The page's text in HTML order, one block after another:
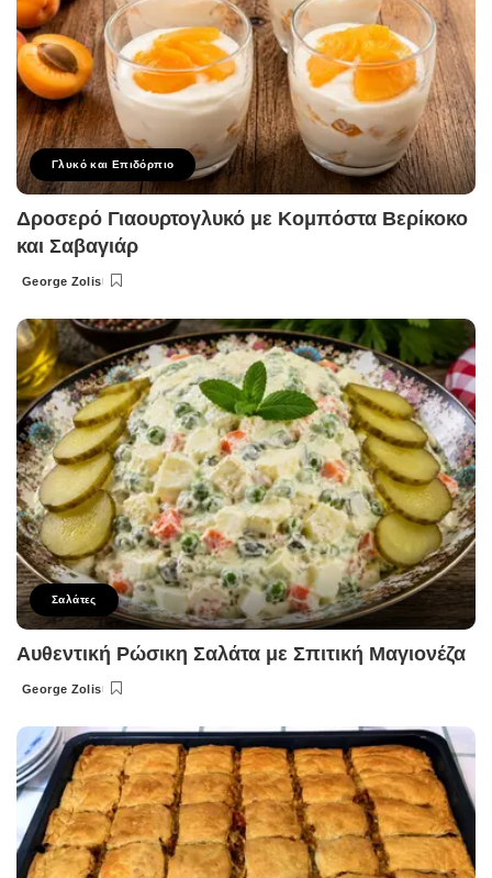
Γλυκό και Επιδόρπιο
Δροσερό Γιαουρτογλυκό με Κομπόστα Βερίκοκο
και Σαβαγιάρ
Posted
George Zolis
Σαλάτες
Αυθεντική Ρώσικη Σαλάτα με Σπιτική Μαγιονέζα
Posted
George Zolis